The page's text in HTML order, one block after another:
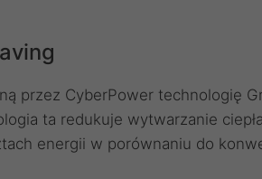
przez CyberPower technologię
ta redukuje wytwarzanie
energii w porównaniu do